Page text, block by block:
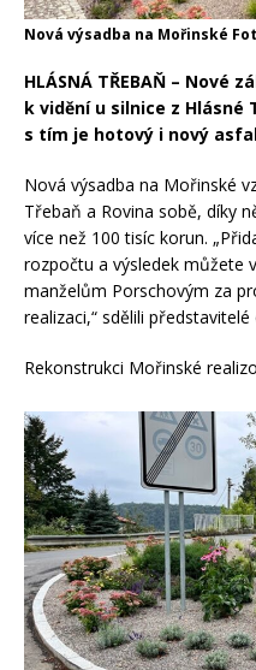
Nová výsadba na Mořinské
HLÁSNÁ TŘEBAŇ – Nové
k vidění u silnice z Hlásné
s tím je hotový i nový
Nová výsadba na Mořinské
Třebaň a Rovina sobě, díky
více než 100 tisíc korun.
rozpočtu a výsledek můžete
manželům Porschovým za
realizaci,“ sdělili
Rekonstrukci Mořinské